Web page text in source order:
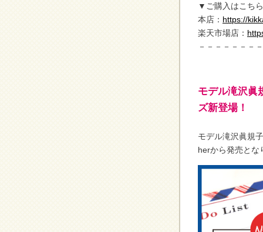
▼ご購入はこち
本店： https://
楽天市場店：
－－－－－－－
モデル滝沢眞
ズ新登場！
モデル滝沢眞規
herから発売とな